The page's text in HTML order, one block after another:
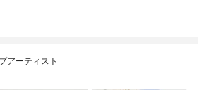
アーティスト